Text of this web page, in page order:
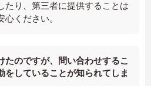
たり、第三者に提供することは
ください。
たのですが、問い合わせするこ
をしていることが知られてしま